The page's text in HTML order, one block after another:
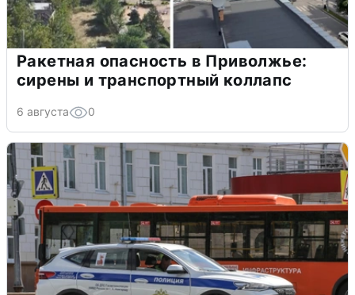
Ракетная опасность в Приволжье:
сирены и транспортный коллапс
6 августа 0